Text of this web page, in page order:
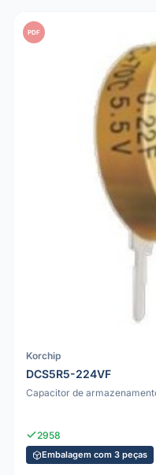
PDF
Korchip
DCS5R5-224VF
Capacitor de
2958
Embalagem com 3 peças